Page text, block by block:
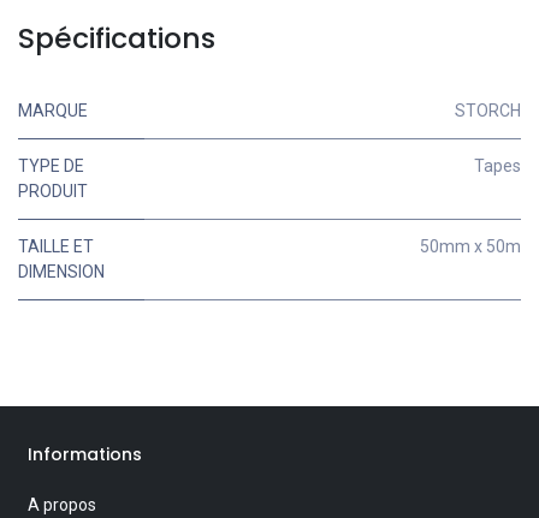
Spécifications
MARQUE STORCH
TYPE DE
PRODUIT
Tapes
TAILLE ET
DIMENSION
50mm x 50m
Informations
A propos